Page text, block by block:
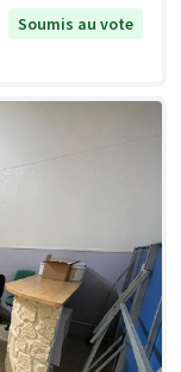
Soumis au vote